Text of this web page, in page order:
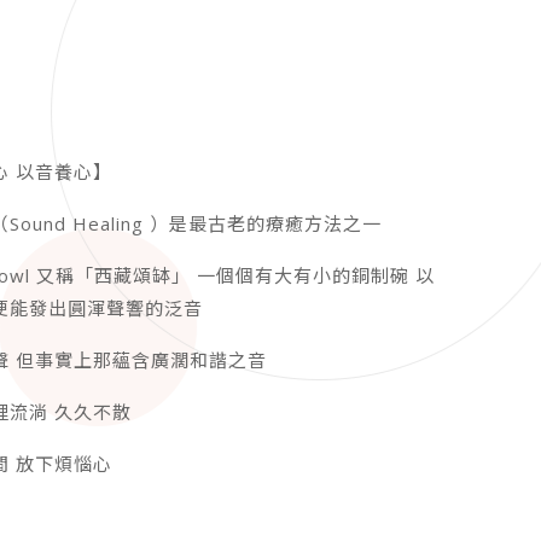
以音養心】
Sound Healing ）是最古老的療癒方法之一
又稱「西藏頌缽」 一個個有大有小的銅制碗 以
能發出圓渾聲響的泛音
但事實上那蘊含廣濶和諧之音
流淌 久久不散
放下煩惱心